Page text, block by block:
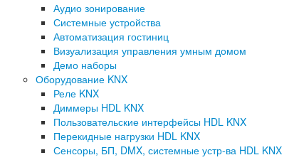
Аудио зонирование
Системные устройства
Автоматизация гостиниц
Визуализация управления умным домом
Демо наборы
Оборудование KNX
Реле KNX
Диммеры HDL KNX
Пользовательские интерфейсы HDL KNX
Перекидные нагрузки HDL KNX
Сенсоры, БП, DMX, системные устр-ва HDL KNX